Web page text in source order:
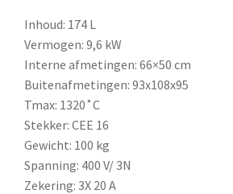
Inhoud: 174 L
Vermogen: 9,6 kW
Interne afmetingen: 66×50 cm
Buitenafmetingen: 93x108x95
Tmax: 1320˚C
Stekker: CEE 16
Gewicht: 100 kg
Spanning: 400 V/ 3N
Zekering: 3X 20 A